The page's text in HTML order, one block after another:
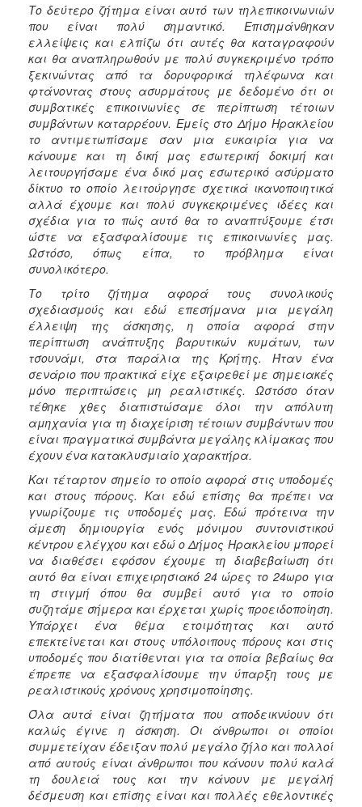
Το δεύτερο ζήτημα είναι αυτό των τηλεπικοινωνιών
που είναι πολύ σημαντικό. Επισημάνθηκαν
ελλείψεις και ελπίζω ότι αυτές θα καταγραφούν
και θα αναπληρωθούν με πολύ συγκεκριμένο τρόπο
ξεκινώντας από τα δορυφορικά τηλέφωνα και
φτάνοντας στους ασυρμάτους με δεδομένο ότι οι
συμβατικές επικοινωνίες σε περίπτωση τέτοιων
συμβάντων καταρρέουν. Εμείς στο Δήμο Ηρακλείου
το αντιμετωπίσαμε σαν μια ευκαιρία για να
κάνουμε και τη δική μας εσωτερική δοκιμή και
λειτουργήσαμε ένα δικό μας εσωτερικό ασύρματο
δίκτυο το οποίο λειτούργησε σχετικά ικανοποιητικά
αλλά έχουμε και πολύ συγκεκριμένες ιδέες και
σχέδια για το πώς αυτό θα το αναπτύξουμε έτσι
ώστε να εξασφαλίσουμε τις επικοινωνίες μας.
Ωστόσο, όπως είπα, το πρόβλημα είναι
συνολικότερο.
Το τρίτο ζήτημα αφορά τους συνολικούς
σχεδιασμούς και εδώ επεσήμανα μια μεγάλη
έλλειψη της άσκησης, η οποία αφορά στην
περίπτωση ανάπτυξης βαρυτικών κυμάτων, των
τσουνάμι, στα παράλια της Κρήτης. Ήταν ένα
σενάριο που πρακτικά είχε εξαιρεθεί με σημειακές
μόνο περιπτώσεις μη ρεαλιστικές. Ωστόσο όταν
τέθηκε χθες διαπιστώσαμε όλοι την απόλυτη
αμηχανία για τη διαχείριση τέτοιων συμβάντων που
είναι πραγματικά συμβάντα μεγάλης κλίμακας που
έχουν ένα κατακλυσμιαίο χαρακτήρα.
Και τέταρτον σημείο το οποίο αφορά στις υποδομές
και στους πόρους. Και εδώ επίσης θα πρέπει να
γνωρίζουμε τις υποδομές μας. Εδώ πρότεινα την
άμεση δημιουργία ενός μόνιμου συντονιστικού
κέντρου ελέγχου και εδώ ο Δήμος Ηρακλείου μπορεί
να διαθέσει εφόσον έχουμε τη διαβεβαίωση ότι
αυτό θα είναι επιχειρησιακό 24 ώρες το 24ωρο για
τη στιγμή όπου θα συμβεί αυτό για το οποίο
συζητάμε σήμερα και έρχεται χωρίς προειδοποίηση.
Υπάρχει ένα θέμα ετοιμότητας και αυτό
επεκτείνεται και στους υπόλοιπους πόρους και στις
υποδομές που διατίθενται για τα οποία βεβαίως θα
έπρεπε να εξασφαλίσουμε την ύπαρξη τους με
ρεαλιστικούς χρόνους χρησιμοποίησης.
Όλα αυτά είναι ζητήματα που αποδεικνύουν ότι
καλώς έγινε η άσκηση. Οι άνθρωποι οι οποίοι
συμμετείχαν έδειξαν πολύ μεγάλο ζήλο και πολλοί
από αυτούς είναι άνθρωποι που κάνουν πολύ καλά
τη δουλειά τους και την κάνουν με μεγάλή
δέσμευση και επίσης είναι και πολλές εθελοντικές